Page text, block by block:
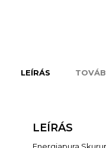
LEÍRÁS
LEÍRÁS